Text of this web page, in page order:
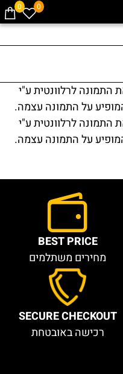
0 0
לרלוונטית ע"י
על התמונה עצמה.
לרלוונטית ע"י
על התמונה עצמה.
BEST PRICE
מחירים משתלמים
SECURE CHECKOUT
רכישה באובטחת